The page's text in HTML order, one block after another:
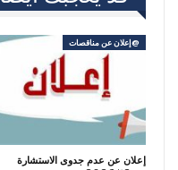
@إعلان عن مناقصات
إعلان عن عدم جدوى الاستشارة